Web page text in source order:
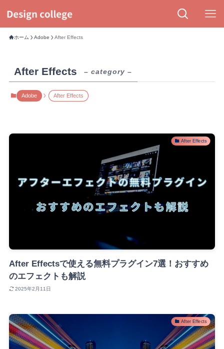
ホーム Adobe After Effects
After Effects – category –
Adobe After Effects
After Effects
After Effectsで使える無料プラグイン7選！おすすめ
のエフェクトも解説
2025年2月11日
After Effects